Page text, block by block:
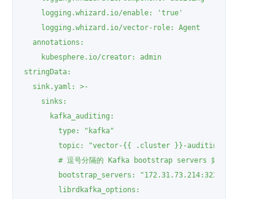
    logging.whizard.io/enable: 'true'
    logging.whizard.io/vector-role: Agent
  annotations:
    kubesphere.io/creator: admin
stringData:
  sink.yaml: >-
    sinks:
      kafka_auditing:
        type: "kafka"
        topic: "vector-{{ .cluster }}-auditing"
# 逗号分隔的 Kafka bootstrap servers 如：
        bootstrap_servers: "172.31.73.214:32239"
        librdkafka_options: